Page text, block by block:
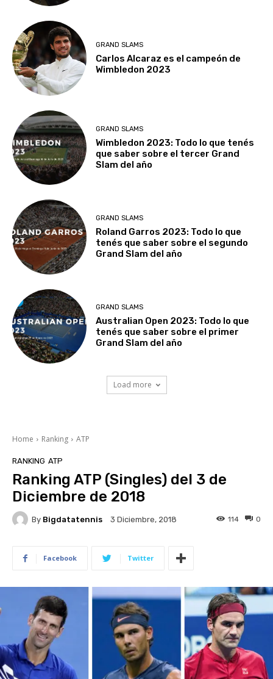
GRAND SLAMS
Carlos Alcaraz es el campeón de
Wimbledon 2023
GRAND SLAMS
Wimbledon 2023: Todo lo que tenés
que saber sobre el tercer Grand
Slam del año
GRAND SLAMS
Roland Garros 2023: Todo lo que
tenés que saber sobre el segundo
Grand Slam del año
GRAND SLAMS
Australian Open 2023: Todo lo que
tenés que saber sobre el primer
Grand Slam del año
Load more